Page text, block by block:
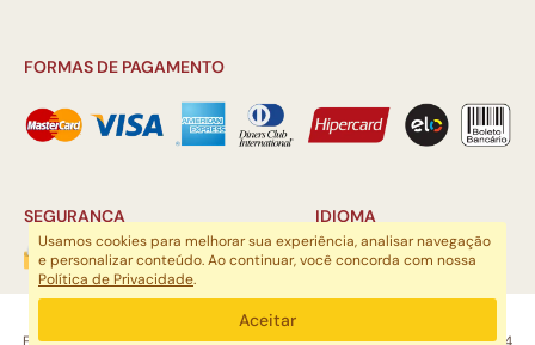
FORMAS DE PAGAMENTO
SEGURANÇA IDIOMA
ARTSOUL COMUNICAÇÃO DIGITAL LTDA | CNPJ: 29.752.781/0001-52
Escritório: Rua Quatá, 845 - Sala 2, Vila Olímpia, São Paulo, SP, 04546-044
Usamos cookies para melhorar sua experiência, analisar navegação
e personalizar conteúdo. Ao continuar, você concorda com nossa
Política de Privacidade.
Aceitar